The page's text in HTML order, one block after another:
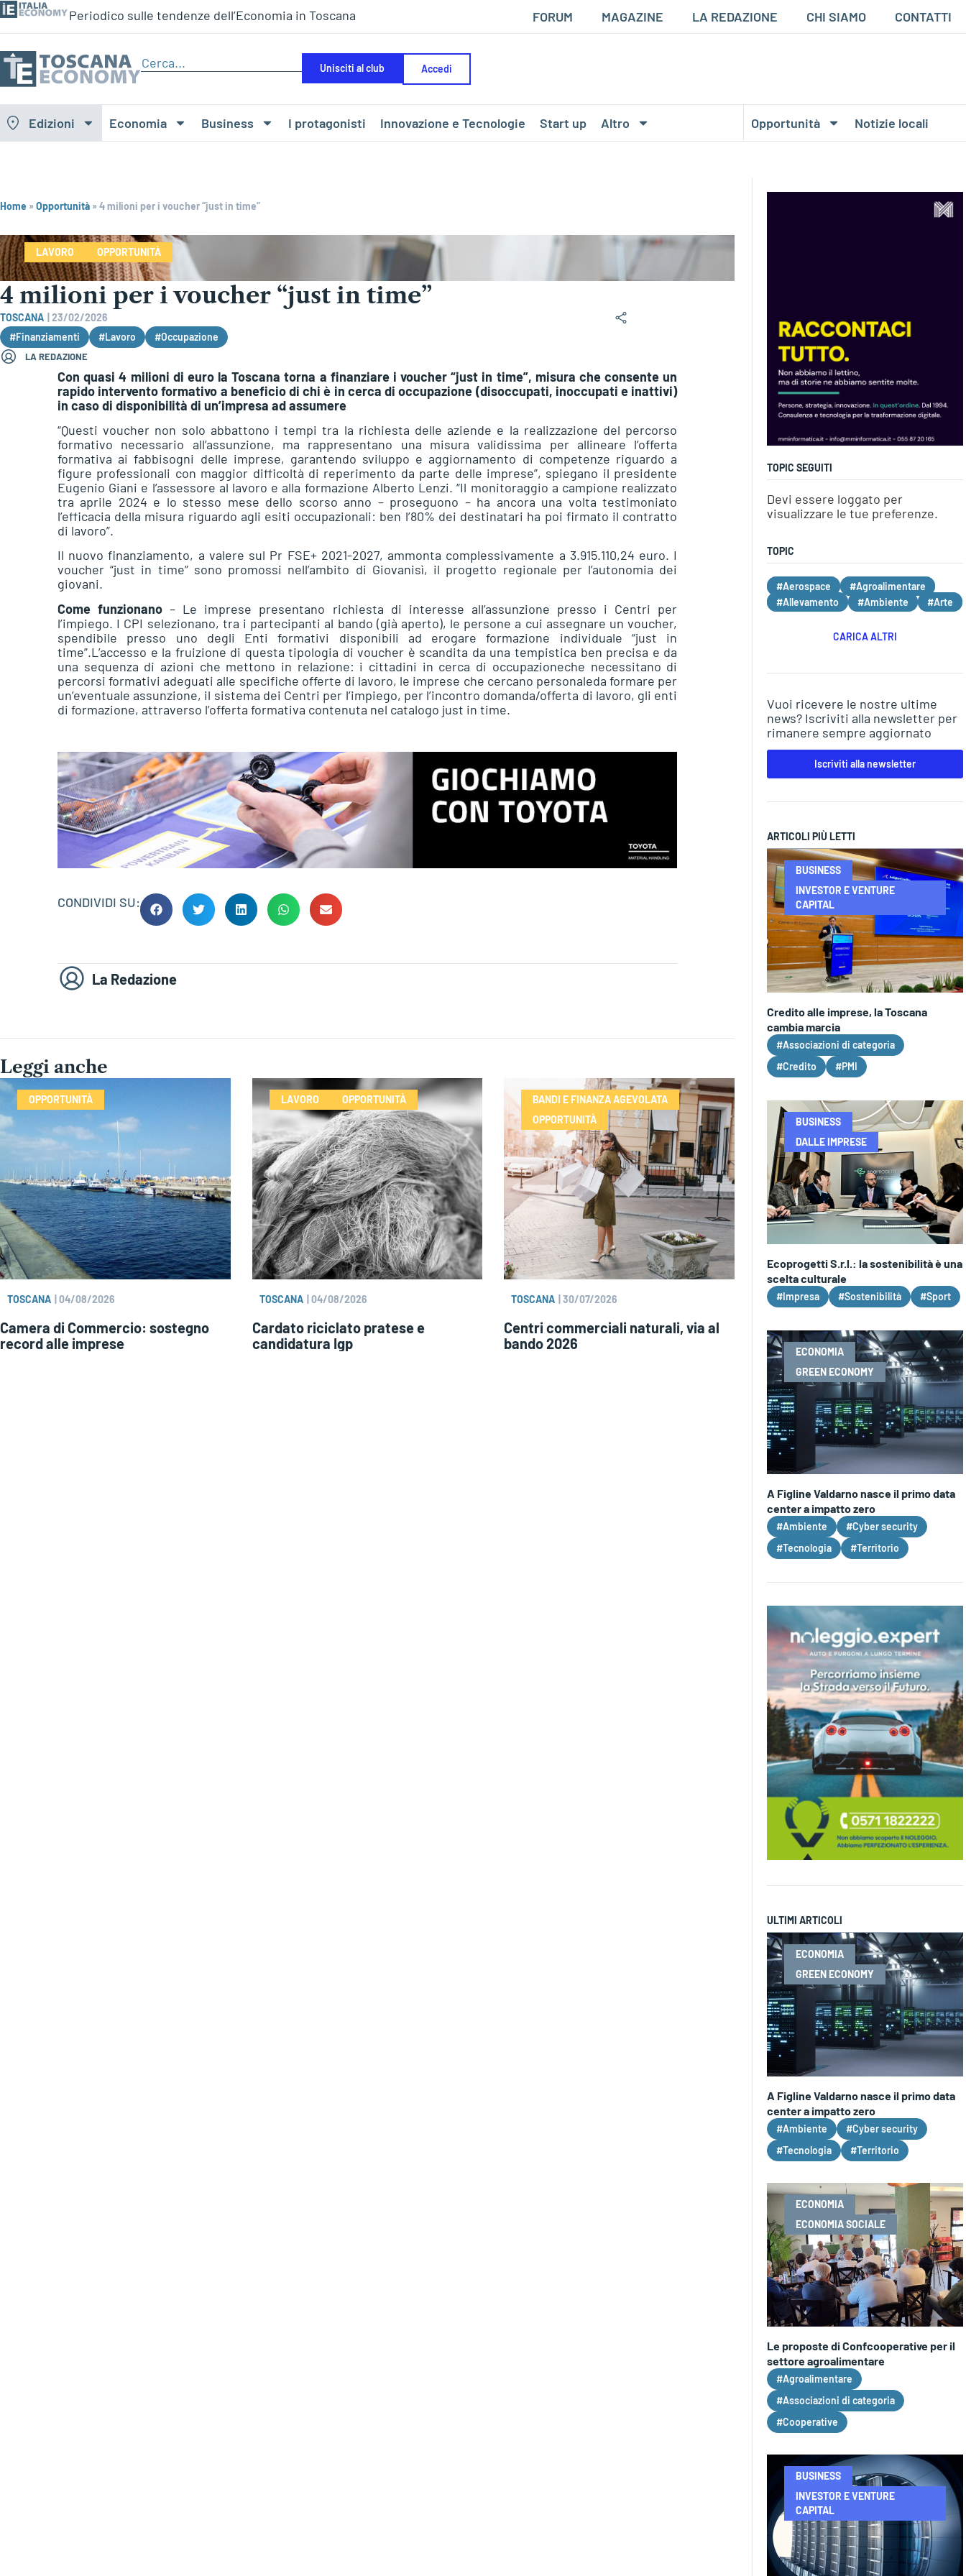
Periodico sulle tendenze dell’Economia in Toscana FORUM MAGAZINE LA REDAZIONE CHI SIAMO CONTATTI
Unisciti al club Accedi
Edizioni Economia Business I protagonisti Innovazione e Tecnologie Start up Altro Opportunità Notizie locali
Home »Opportunità »4 milioni per i voucher “just in time”
LAVORO OPPORTUNITÀ
4 milioni per i voucher “just in time”
TOSCANA
23/02/2026
#Finanziamenti
#Lavoro #Occupazione
LA REDAZIONE
Con quasi 4 milioni di euro la Toscana torna a finanziare i voucher “just in time”, misura che consente un
rapido intervento formativo a beneficio di chi è in cerca di occupazione (disoccupati, inoccupati e inattivi)
in caso di disponibilità di un’impresa ad assumere
“Questi voucher non solo abbattono i tempi tra la richiesta delle aziende e la realizzazione del percorso
formativo necessario all’assunzione, ma rappresentano una misura validissima per allineare l’offerta
formativa ai fabbisogni delle imprese, garantendo sviluppo e aggiornamento di competenze riguardo a
figure professionali con maggior difficoltà di reperimento da parte delle imprese”, spiegano il presidente
Eugenio Giani e l’assessore al lavoro e alla formazione Alberto Lenzi. “Il monitoraggio a campione realizzato
tra aprile 2024 e lo stesso mese dello scorso anno – proseguono – ha ancora una volta testimoniato
l’efficacia della misura riguardo agli esiti occupazionali: ben l’80% dei destinatari ha poi firmato il contratto
di lavoro”.
Il nuovo finanziamento, a valere sul Pr FSE+ 2021-2027, ammonta complessivamente a 3.915.110,24 euro. I
voucher “just in time” sono promossi nell’ambito di Giovanisì, il progetto regionale per l’autonomia dei
giovani.
Come funzionano – Le imprese presentano richiesta di interesse all’assunzione presso i Centri per
l’impiego. I CPI selezionano, tra i partecipanti al bando (già aperto), le persone a cui assegnare un voucher,
spendibile presso uno degli Enti formativi disponibili ad erogare formazione individuale “just in
time”.L’accesso e la fruizione di questa tipologia di voucher è scandita da una tempistica ben precisa e da
una sequenza di azioni che mettono in relazione: i cittadini in cerca di occupazioneche necessitano di
percorsi formativi adeguati alle specifiche offerte di lavoro, le imprese che cercano personaleda formare per
un’eventuale assunzione, il sistema dei Centri per l’impiego, per l’incontro domanda/offerta di lavoro, gli enti
di formazione, attraverso l’offerta formativa contenuta nel catalogo just in time.
CONDIVIDI SU:
La Redazione
Leggi anche
OPPORTUNITÀ
TOSCANA 04/08/2026
Camera di Commercio: sostegno
record alle imprese
LAVORO OPPORTUNITÀ
TOSCANA 04/08/2026
Cardato riciclato pratese e
candidatura Igp
BANDI E FINANZA AGEVOLATA
OPPORTUNITÀ
TOSCANA |30/07/2026
Centri commerciali naturali, via al
bando 2026
TOPIC SEGUITI
Devi essere loggato per
visualizzare le tue preferenze.
TOPIC
#Aerospace
#Agroalimentare
#Allevamento
#Ambiente #Arte
CARICA ALTRI
Vuoi ricevere le nostre ultime
news? Iscriviti alla newsletter per
rimanere sempre aggiornato
Iscriviti alla newsletter
ARTICOLI PIÙ LETTI
BUSINESS
INVESTOR E VENTURE
CAPITAL
Credito alle imprese, la Toscana
cambia marcia
#Associazioni di categoria
#Credito
#PMI
BUSINESS
DALLE IMPRESE
Ecoprogetti S.r.l.: la sostenibilità è una
scelta culturale
#Impresa #Sostenibilità #Sport
ECONOMIA
GREEN ECONOMY
A Figline Valdarno nasce il primo data
center a impatto zero
#Ambiente
#Cyber security
#Tecnologia
#Territorio
ULTIMI ARTICOLI
ECONOMIA
GREEN ECONOMY
A Figline Valdarno nasce il primo data
center a impatto zero
#Ambiente
#Cyber security
#Tecnologia
#Territorio
ECONOMIA
ECONOMIA SOCIALE
Le proposte di Confcooperative per il
settore agroalimentare
#Agroalimentare
#Associazioni di categoria
#Cooperative
BUSINESS
INVESTOR E VENTURE
CAPITAL